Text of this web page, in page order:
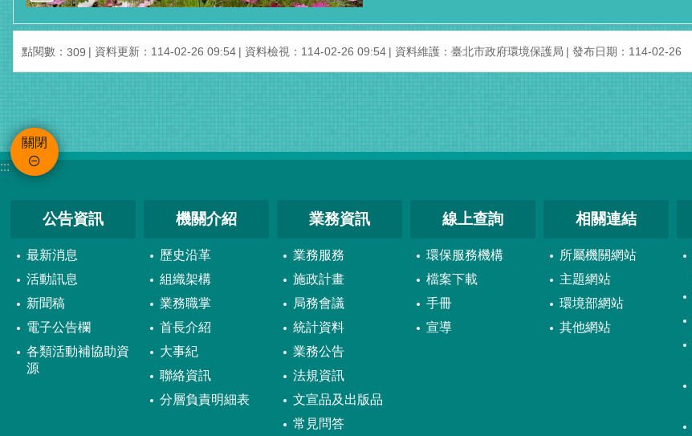
點閱數： 309 資料更新：114-02-26 09:54 資料檢視：114-02-26 09:54 資料維護：臺北市政府環境保護局 發布日期：114-02-26
關閉
:::
公告資訊
最新消息
活動訊息
新聞稿
電子公告欄
各類活動補協助資
源
機關介紹
歷史沿革
組織架構
業務職掌
首長介紹
大事紀
聯絡資訊
分層負責明細表
業務資訊
業務服務
施政計畫
局務會議
統計資料
業務公告
法規資訊
文宣品及出版品
常見問答
線上查詢
環保服務機構
檔案下載
手冊
宣導
相關連結
所屬機關網站
主題網站
環境部網站
其他網站